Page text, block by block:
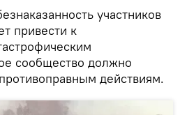
участников
привести к
сообщество должно
действиям.